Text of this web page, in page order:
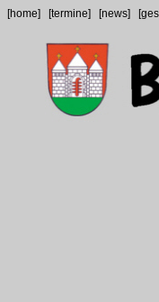
[home] [termine] [news]